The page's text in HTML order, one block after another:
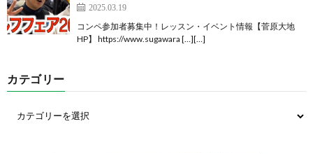
2025.03.19
コンペ参加者募集中！レッスン・イベント情報【菅原大地
HP】 https://www.sugawara […][…]
カテゴリー